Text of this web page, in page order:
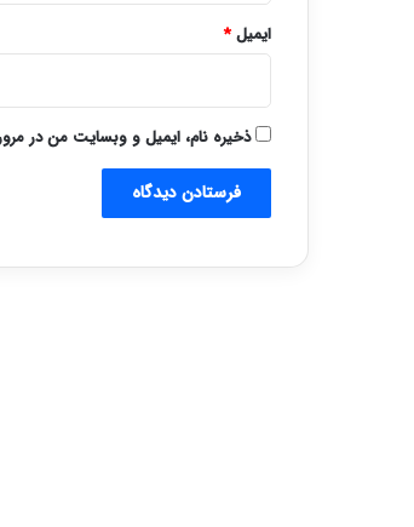
ایمیل*
ذخیره نام، ایمیل و وبسایت من در